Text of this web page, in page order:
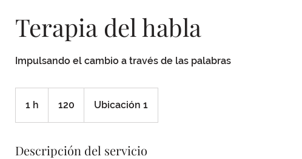
Terapia del habla
Impulsando el cambio a través de las palabras
1 h 120 Ubicación 1
Descripción del servicio